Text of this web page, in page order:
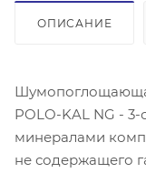
ОПИСАНИЕ
POLO-KAL NG -
минералами
не содержащего